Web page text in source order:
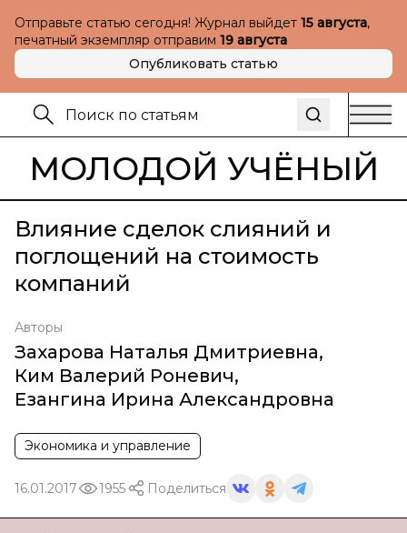
Отправьте статью сегодня! Журнал выйдет 15 августа,
печатный экземпляр отправим 19 августа
Опубликовать статью
МОЛОДОЙ УЧЁНЫЙ
Влияние сделок слияний и
поглощений на стоимость
компаний
Авторы
Захарова Наталья Дмитриевна,
Ким Валерий Роневич,
Езангина Ирина Александровна
Экономика и управление
16.01.2017 1955 Поделиться